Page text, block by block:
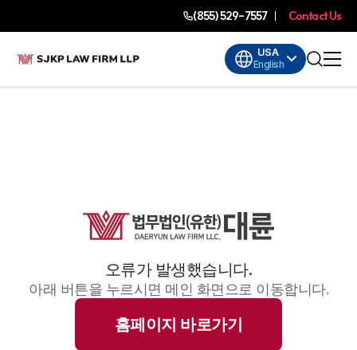
(855) 529-7557 Contact Us
USA
English
오류가 발생했습니다.
아래 버튼을 누르시면 메인 화면으로 이동합니다.
홈페이지 바로가기